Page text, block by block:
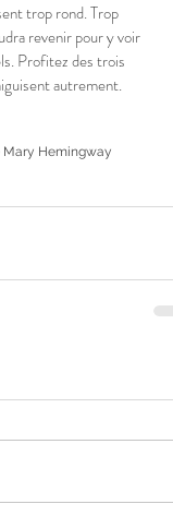
trop rond. Trop
revenir pour y voir
Profitez des trois
autrement.
Mary Hemingway